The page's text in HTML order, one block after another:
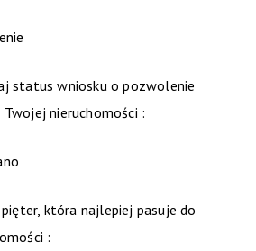
status wniosku o pozwolenie
nieruchomości :
która najlepiej pasuje do
: